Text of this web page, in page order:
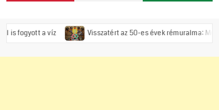
Visszatért az 50-es évek rémuralma: Megszavazta az